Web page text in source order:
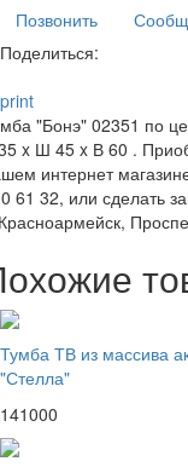
Позвонить
Поделиться:
print
"Бонэ" 02351 по
x Ш 45 x В 60 .
интернет
61 32, или сделать
Тумба ТВ из массива
"Стелла"
141000